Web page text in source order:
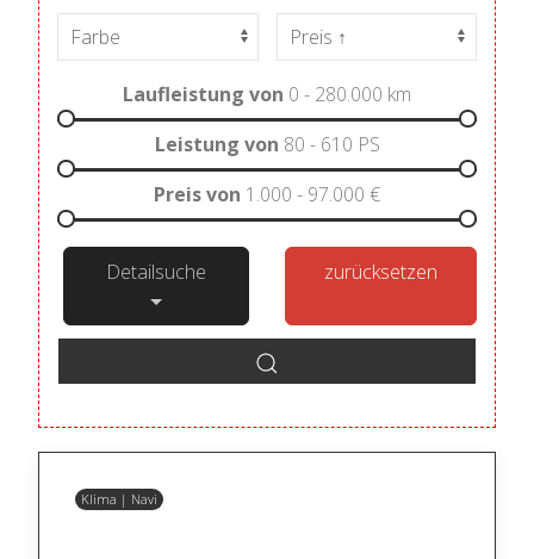
Laufleistung von 0 - 280.000 km
Leistung von 80 - 610 PS
Preis von 1.000 - 97.000 €
Detailsuche zurücksetzen
Klima | Navi